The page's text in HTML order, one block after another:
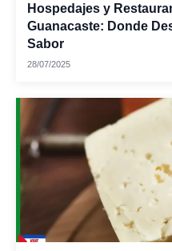
Hospedajes y
Guanacaste: Donde
Sabor
28/07/2025